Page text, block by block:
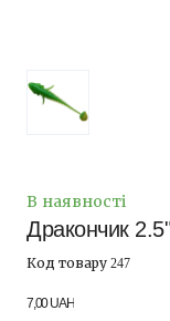
В наявності
Дракончик
Код товару 247
7,00 UAH